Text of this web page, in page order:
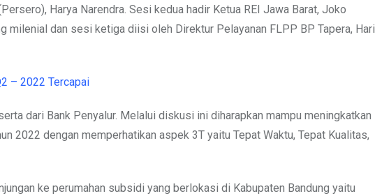
Harya Narendra. Sesi kedua hadir Ketua REI Jawa Barat, Joko
milenial dan sesi ketiga diisi oleh Direktur Pelayanan FLPP BP Tapera, Hari
– 2022 Tercapai
dari Bank Penyalur. Melalui diskusi ini diharapkan mampu meningkatkan
2022 dengan memperhatikan aspek 3T yaitu Tepat Waktu, Tepat Kualitas,
ke perumahan subsidi yang berlokasi di Kabupaten Bandung yaitu